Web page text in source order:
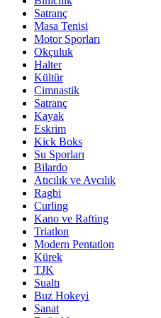
Satranç
Masa Tenisi
Motor Sporları
Okçuluk
Halter
Kültür
Cimnastik
Satranç
Kayak
Eskrim
Kick Boks
Su Sporları
Bilardo
Atıcılık ve Avcılık
Ragbi
Curling
Kano ve Rafting
Triatlon
Modern Pentatlon
Kürek
TJK
Sualtı
Buz Hokeyi
Sanat